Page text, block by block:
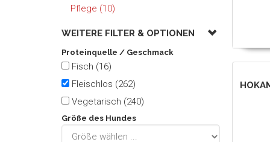
Pflege (10)
WEITERE FILTER & OPTIONEN
Proteinquelle / Geschmack
Fisch (16)
Fleischlos (262)
Vegetarisch (240)
Größe des Hundes